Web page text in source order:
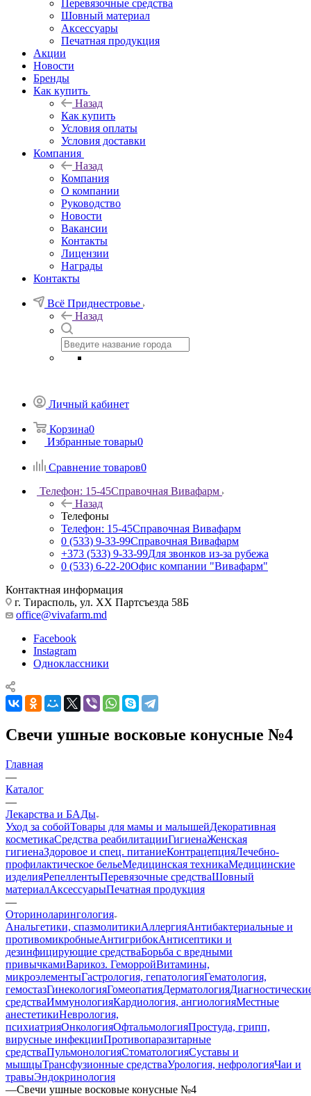
Перевязочные средства
Шовный материал
Аксессуары
Печатная продукция
Акции
Новости
Бренды
Как купить
Назад
Как купить
Условия оплаты
Условия доставки
Компания
Назад
Компания
О компании
Руководство
Новости
Вакансии
Контакты
Лицензии
Награды
Контакты
Всё Приднестровье
Назад
Личный кабинет
Корзина0
Избранные товары0
Сравнение товаров0
Телефон: 15-45Справочная Вивафарм
Назад
Телефоны
Телефон: 15-45Справочная Вивафарм
0 (533) 9-33-99Справочная Вивафарм
+373 (533) 9-33-99Для звонков из-за рубежа
0 (533) 6-22-20Офис компании "Вивафарм"
Контактная информация
г. Тирасполь, ул. ХХ Партсъезда 58Б
office@vivafarm.md
Facebook
Instagram
Одноклассники
Свечи ушные восковые конусные №4
Главная
—
Каталог
—
Лекарства и БАДы
Уход за собойТовары для мамы и малышейДекоративная
косметикаСредства реабилитацииГигиенаЖенская
гигиенаЗдоровое и спец. питаниеКонтрацепцияЛечебно-
профилактическое бельеМедицинская техникаМедицинские
изделияРепеллентыПеревязочные средстваШовный
материалАксессуарыПечатная продукция
—
Оториноларингология
Анальгетики, спазмолитикиАллергияАнтибактериальные и
противомикробныеАнтигрибокАнтисептики и
дезинфицирующие средстваБорьба с вредными
привычкамиВарикоз. ГеморройВитамины,
микроэлементыГастрология, гепатологияГематология,
гемостазГинекологияГомеопатияДерматология
средстваИммунологияКардиология, ангиологияМестные
анестетикиНеврология,
психиатрияОнкологияОфтальмологияПростуда, грипп,
вирусные инфекцииПротивопаразитарные
средстваПульмонологияСтоматологияСуставы и
мышцыТрансфузионные средстваУрология, нефрологияЧаи и
травыЭндокринология
—Свечи ушные восковые конусные №4